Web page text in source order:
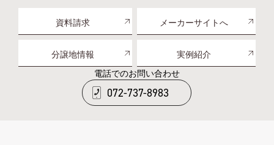
資料請求 メーカーサイトへ
分譲地情報
実例紹介
電話でのお問い合わせ
072-737-8983